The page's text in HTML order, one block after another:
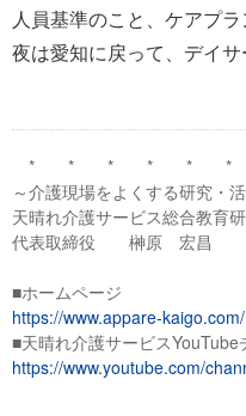
人員基準のこと、ケアプ
夜は愛知に戻って、デイ
* * * * * *
～介護現場をよくする研究・
天晴れ介護サービス総合教育
代表取締役 榊原 宏昌
■ホームページ
https://www.appare-kaigo.com/
■天晴れ介護サービスYouTube
https://www.youtube.com/